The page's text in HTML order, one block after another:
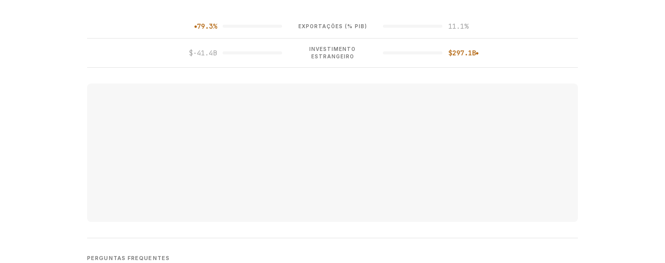
●79.3% EXPORTAÇÕES (% PIB) 11.1%
$-41.4B
INVESTIMENTO
ESTRANGEIRO
$297.1B●
PERGUNTAS FREQUENTES